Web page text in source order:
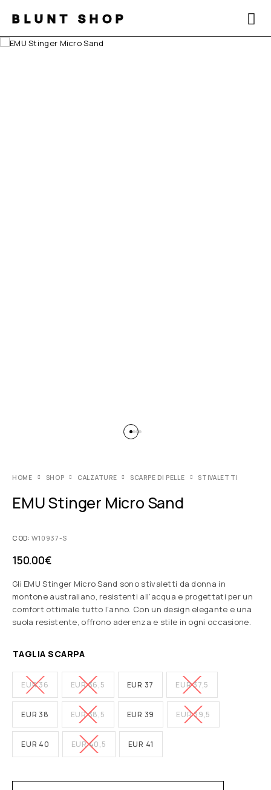
BLUNT SHOP
HOME SHOP CALZATURE SCARPE DI PELLE STIVALETTI
EMU Stinger Micro Sand
COD:W10937-S
150.00€
Gli EMU Stinger Micro Sand sono stivaletti da donna in
montone australiano, resistenti all’acqua e progettati per un
comfort ottimale tutto l’anno. Con un design elegante e una
suola resistente, offrono aderenza e stile in ogni occasione.
TAGLIA SCARPA
EUR 36 EUR 36,5 EUR 37 EUR 37,5
EUR 38 EUR 38,5 EUR 39 EUR 39,5
EUR 40 EUR 40,5 EUR 41